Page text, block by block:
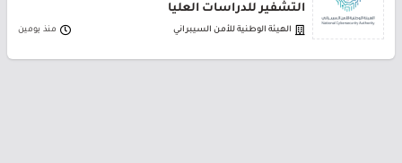
التشفير للدراسات العليا
الهيئة الوطنية للأمن السيبراني منذ يومين